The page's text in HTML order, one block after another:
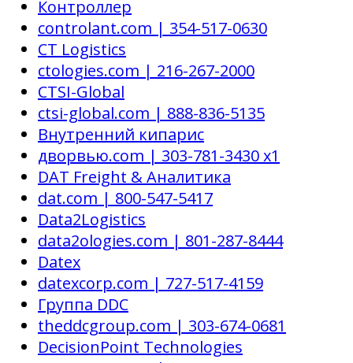
Контроллер
controlant.com | 354-517-0630
CT Logistics
ctologies.com | 216-267-2000
CTSI-Global
ctsi-global.com | 888-836-5135
Внутренний кипарис
дворвью.com | 303-781-3430 x1
DAT Freight & Аналитика
dat.com | 800-547-5417
Data2Logistics
data2ologies.com | 801-287-8444
Datex
datexcorp.com | 727-517-4159
Группа DDC
theddcgroup.com | 303-674-0681
DecisionPoint Technologies